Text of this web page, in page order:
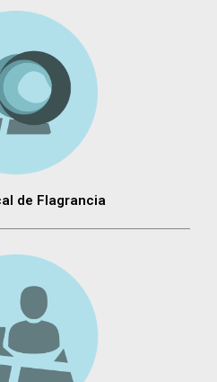
de Flagrancia